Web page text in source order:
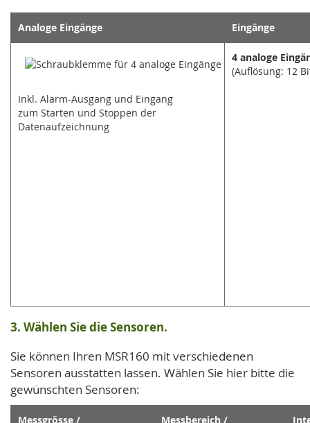
Analoge Eingänge Eingänge
Inkl. Alarm-Ausgang und Eingang
zum Starten und Stoppen der
Datenaufzeichnung
4 analoge
(Auflösung: 12
3. Wählen Sie die Sensoren.
Sie können Ihren MSR160 mit verschiedenen
Sensoren ausstatten lassen. Wählen Sie hier bitte die
gewünschten Sensoren:
Messgrösse / Messbereich /